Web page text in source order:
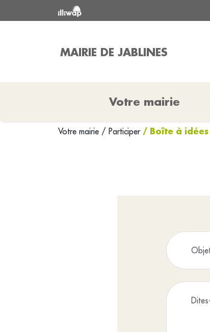
MAIRIE DE JABLINES
Votre mairie
Votre mairie / Participer / Boîte à idées